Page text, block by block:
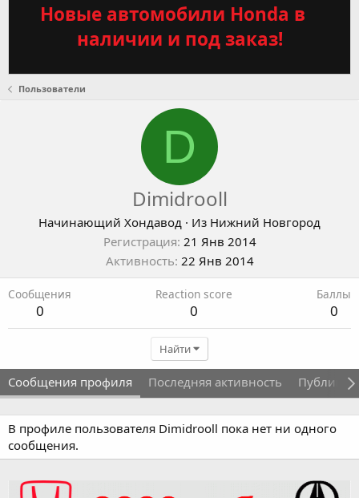
Новые автомобили Honda в
наличии и под заказ!
Пользователи
D
Dimidrooll
Начинающий Хондавод · Из Нижний Новгород
Регистрация 21 Янв 2014
Активность 22 Янв 2014
Сообщения
0
Reaction score
0
Баллы
0
Найти
Сообщения профиля Последняя активность
В профиле пользователя Dimidrooll пока нет ни одного
сообщения.